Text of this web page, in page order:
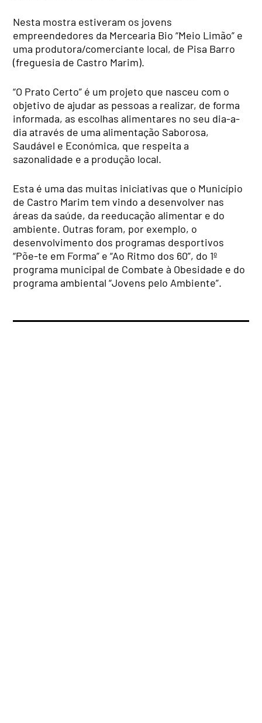
Nesta mostra estiveram os jovens
empreendedores da Mercearia Bio “Meio Limão” e
uma produtora/comerciante local, de Pisa Barro
(freguesia de Castro Marim).
“O Prato Certo” é um projeto que nasceu com o
objetivo de ajudar as pessoas a realizar, de forma
informada, as escolhas alimentares no seu dia-a-
dia através de uma alimentação Saborosa,
Saudável e Económica, que respeita a
sazonalidade e a produção local.
Esta é uma das muitas iniciativas que o Município
de Castro Marim tem vindo a desenvolver nas
áreas da saúde, da reeducação alimentar e do
ambiente. Outras foram, por exemplo, o
desenvolvimento dos programas desportivos
“Põe-te em Forma” e “Ao Ritmo dos 60”, do 1º
programa municipal de Combate à Obesidade e do
programa ambiental “Jovens pelo Ambiente”.